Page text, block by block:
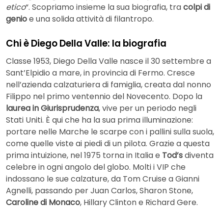
etico“. Scopriamo insieme la sua biografia, tracolpi di
genioe una solida attività di filantropo.
Chi è Diego Della Valle: la biografia
Classe 1953, Diego Della Valle nasce il 30 settembre a
Sant’Elpidio a mare, in provincia di Fermo. Cresce
nell’azienda calzaturiera di famiglia, creata dal nonno
Filippo nel primo ventennio del Novecento. Dopo la
laurea in Giurisprudenza, vive per un periodo negli
Stati Uniti. È qui che ha la sua prima illuminazione:
portare nelle Marche le scarpe con i pallini sulla suola,
come quelle viste ai piedi di un pilota. Grazie a questa
prima intuizione, nel 1975 torna in Italia e Tod’sdiventa
celebre in ogni angolo del globo. Molti i VIP che
indossano le sue calzature, da Tom Cruise a Gianni
Agnelli, passando per Juan Carlos, Sharon Stone,
Caroline di Monaco, Hillary Clinton e Richard Gere.